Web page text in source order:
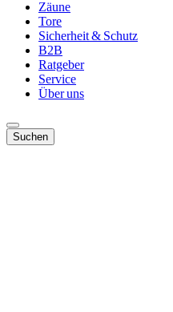
Zäune
Tore
Sicherheit & Schutz
B2B
Ratgeber
Service
Über uns
Suchen